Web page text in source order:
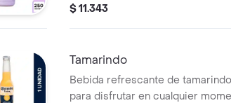
$ 11.343
Tamarindo
Bebida refrescante de
para disfrutar en cualquier